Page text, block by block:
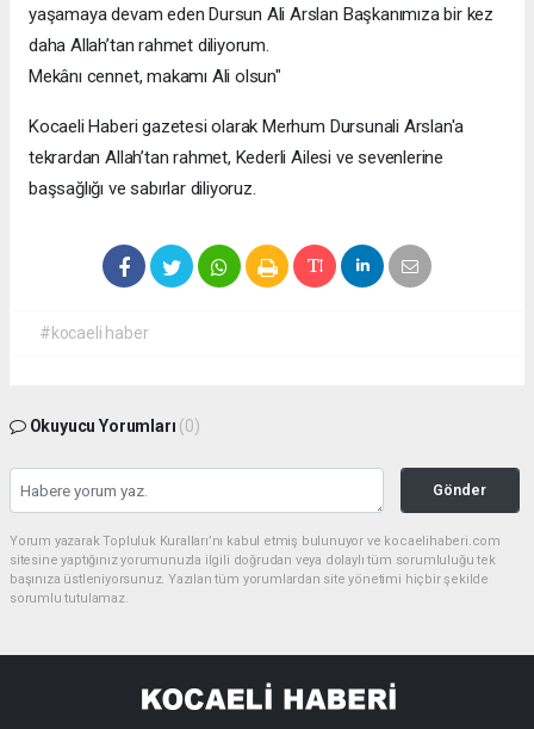
yaşamaya devam eden Dursun Ali Arslan Başkanımıza bir kez
daha Allah’tan rahmet diliyorum.
Mekânı cennet, makamı Ali olsun"
Kocaeli Haberi gazetesi olarak Merhum Dursunali Arslan'a
tekrardan Allah’tan rahmet, Kederli Ailesi ve sevenlerine
başsağlığı ve sabırlar diliyoruz.
#kocaeli haber
Okuyucu Yorumları (0)
Gönder
Yorum yazarak Topluluk Kuralları’nı kabul etmiş bulunuyor ve kocaelihaberi.com
sitesine yaptığınız yorumunuzla ilgili doğrudan veya dolaylı tüm sorumluluğu tek
başınıza üstleniyorsunuz. Yazılan tüm yorumlardan site yönetimi hiçbir şekilde
sorumlu tutulamaz.